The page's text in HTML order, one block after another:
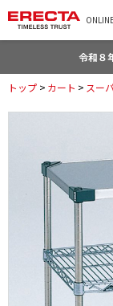
令和８
トップ > カート > スー